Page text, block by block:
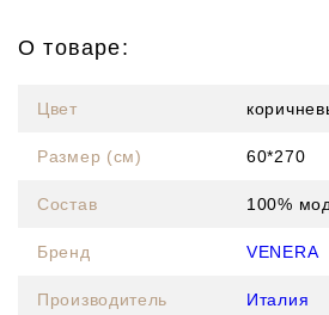
О товаре:
Цвет
Размер (см) 60*270
Состав 100%
Бренд VENERA
Производитель Италия